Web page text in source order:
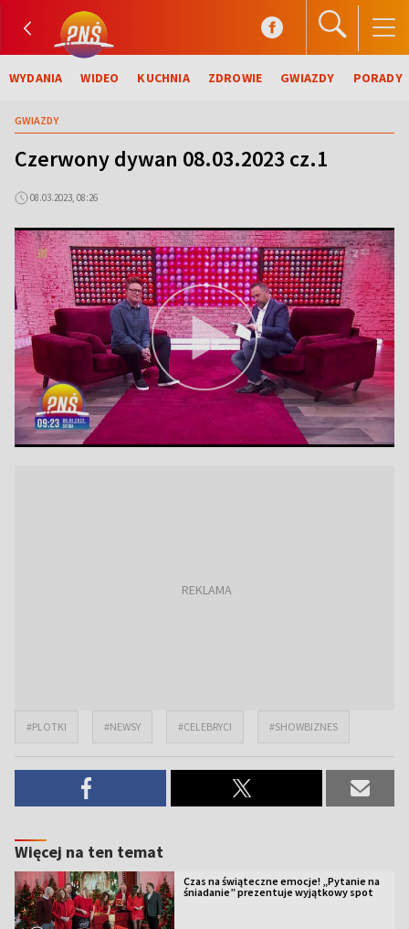
WYDANIA WIDEO KUCHNIA ZDROWIE GWIAZDY PORADY
GWIAZDY
Czerwony dywan 08.03.2023 cz.1
08.03.2023, 08:26
#PLOTKI #NEWSY #CELEBRYCI #SHOWBIZNES
Więcej na ten temat
Czas na świąteczne emocje! „Pytanie na
śniadanie” prezentuje wyjątkowy spot